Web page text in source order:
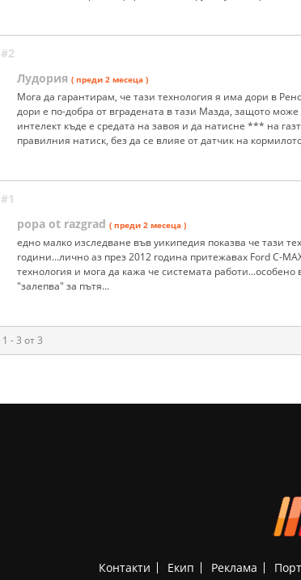
#2
Лудория ( преди 2 месеца )
Мога да гарантирам, че тази технология я има дори в
дори е по-добра от вградената в тази Мазда, защото
интелект къде е средата на завоя и да натисне *** на
правилния натиск, без да се влияе от датчик на
#1
popa ot razgrad ( преди 2 месеца )
едно малко изследване във уикипедия показва че тази
години...лично аз през 2012 година притежавах Ford C-
технология и мога да кажа че системата работи...особено
"залепва" за пътя...
1 - 3 от 3
Контакти Екип Реклама